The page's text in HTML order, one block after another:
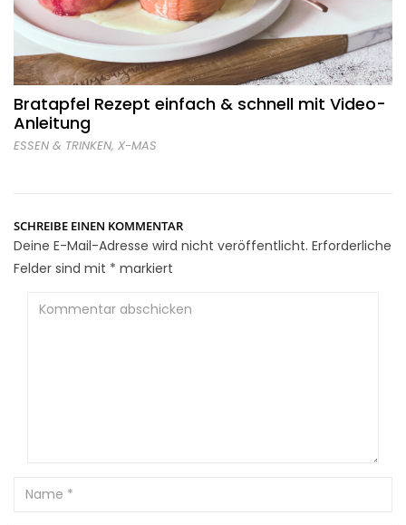
Bratapfel Rezept einfach & schnell mit Video-
Anleitung
ESSEN & TRINKEN, X-MAS
SCHREIBE EINEN KOMMENTAR
Deine E-Mail-Adresse wird nicht veröffentlicht. Erforderliche
Felder sind mit * markiert
Kommentar
Name